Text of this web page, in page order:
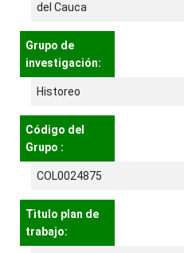
del Cauca
Grupo de
investigación:
Historeo
Código del
Grupo :
COL0024875
Tìtulo plan de
trabajo: